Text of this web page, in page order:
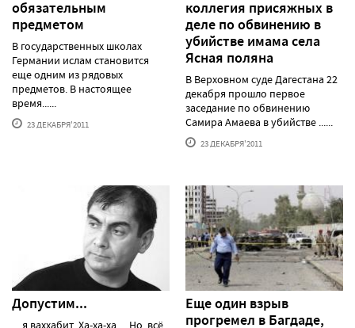
обязательным
предметом
В государственных школах
Германии ислам становится
еще одним из рядовых
предметов. В настоящее
время......
23 ДЕКАБРЯ'2011
коллегия присяжных в
деле по обвинению в
убийстве имама села
Ясная поляна
В Верховном суде Дагестана 22
декабря прошло первое
заседание по обвинению
Самира Амаева в убийстве ......
23 ДЕКАБРЯ'2011
Допустим...
…я ваххабит. Ха-ха-ха… Но, всё
Еще один взрыв
прогремел в Багдаде,